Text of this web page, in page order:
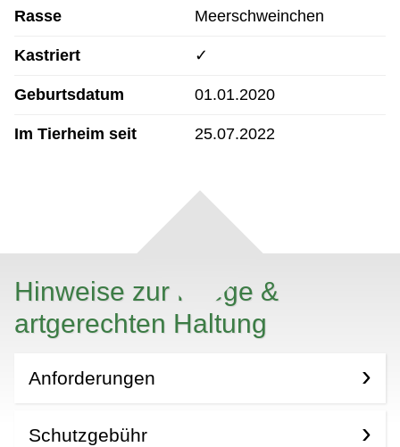
Rasse Meerschweinchen
Kastriert ✓
Geburtsdatum 01.01.2020
Im Tierheim seit 25.07.2022
Hinweise zur Pflege &
artgerechten Haltung
Anforderungen
Schutzgebühr